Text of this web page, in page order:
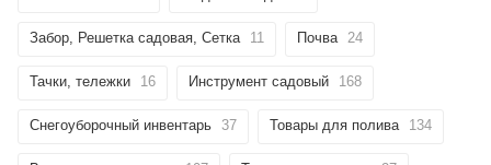
Забор, Решетка садовая, Сетка 11 Почва 24
Тачки, тележки 16 Инструмент садовый 168
Снегоуборочный инвентарь 37 Товары для полива 134